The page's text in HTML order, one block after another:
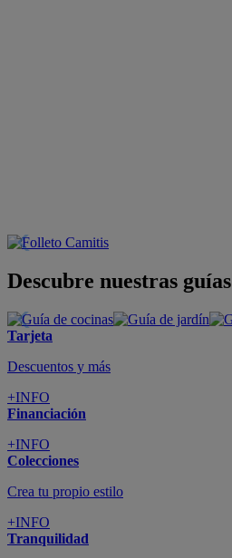
Descubre nuestras guías
Tarjeta
Descuentos y más
+INFO
Financiación
+INFO
Colecciones
Crea tu propio estilo
+INFO
Tranquilidad